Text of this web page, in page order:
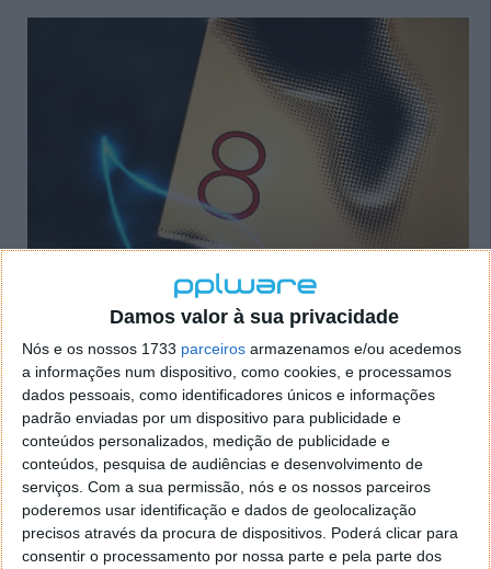
Damos valor à sua privacidade
Nós e os nossos 1733 parceiros armazenamos e/ou acedemos
a informações num dispositivo, como cookies, e processamos
dados pessoais, como identificadores únicos e informações
padrão enviadas por um dispositivo para publicidade e
conteúdos personalizados, medição de publicidade e
conteúdos, pesquisa de audiências e desenvolvimento de
serviços. Com a sua permissão, nós e os nossos parceiros
poderemos usar identificação e dados de geolocalização
precisos através da procura de dispositivos. Poderá clicar para
consentir o processamento por nossa parte e pela parte dos
Assim sendo, uma grande parte do valor final do
smartphone respeita ao processador que nele está
inserido. Para além disso, não se pode esquecer
também todos os outros componentes necessários e
de suporte ao bom funcionamento dos SoCs, como o
sistema de arrefecimento.
Por outro lado, há cada vez mais informações
relativas ao próximo Snapdragon 8 Gen 4 e, portanto,
vamos aguardar por aquilo que a Qualcomm tem
preparado para os smartphones do futuro.